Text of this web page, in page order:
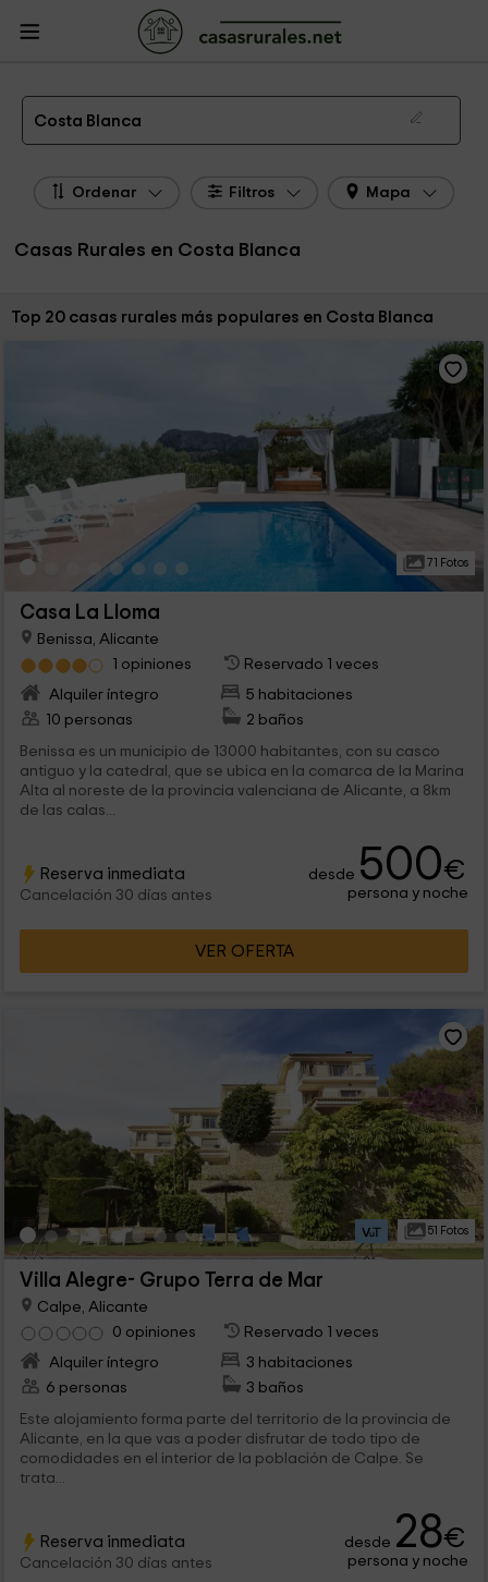
Casas Rurales
Las 192 mejores casas rurales en Costa Blanca de 2026
Costa Blanca
Ordenar Filtros Mapa
Casas Rurales en Costa Blanca
Ordenar por:
Top 20 casas rurales más populares en Costa Blanca
71 Fotos
Casa La Lloma
Benissa, Alicante
1 opiniones
Reservado 1 veces
Alquiler íntegro
5 habitaciones
10 personas
2 baños
Benissa es un municipio de 13000 habitantes, con su casco
antiguo y la catedral, que se ubica en la comarca de la Marina
Alta al noreste de la provincia valenciana de Alicante, a 8km
de las calas...
Reserva inmediata
Cancelación 30 días antes
desde 500€
persona y noche
VER OFERTA
51 Fotos
Villa Alegre- Grupo Terra de Mar
Calpe, Alicante
0 opiniones
Reservado 1 veces
Alquiler íntegro
3 habitaciones
6 personas
3 baños
Este alojamiento forma parte del territorio de la provincia de
Alicante, en la que vas a poder disfrutar de todo tipo de
comodidades en el interior de la población de Calpe. Se
trata...
Reserva inmediata
Cancelación 30 días antes
desde 28€
persona y noche